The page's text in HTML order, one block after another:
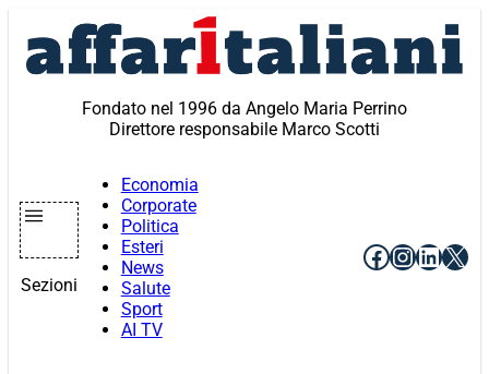
contenuto
Fondato nel 1996 da Angelo Maria Perrino
Direttore responsabile Marco Scotti
Sezioni
Economia
Corporate
Politica
Esteri
News
Salute
Sport
AI TV
Facebook
X